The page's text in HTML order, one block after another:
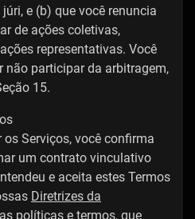
e (b) que você renuncia
de ações coletivas,
representativas. Você
não participar da arbitragem,
15.
Serviços, você confirma
um contrato vinculativo
e aceita estes Termos
Diretrizes da
políticas e termos, que